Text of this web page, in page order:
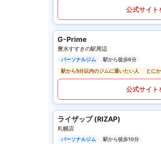
公式サイト
G-Prime
豊水すすきの駅周辺
パーソナルジム
駅から徒歩6分
駅から5分以内のジムに通いたい人
とに
公式サイト
ライザップ (RIZAP)
札幌店
パーソナルジム
駅から徒歩10分